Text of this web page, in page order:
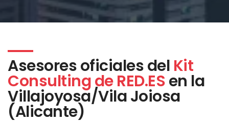
Asesores oficiales del Kit
Consulting de RED.ESen la
Villajoyosa/Vila Joiosa
(Alicante)